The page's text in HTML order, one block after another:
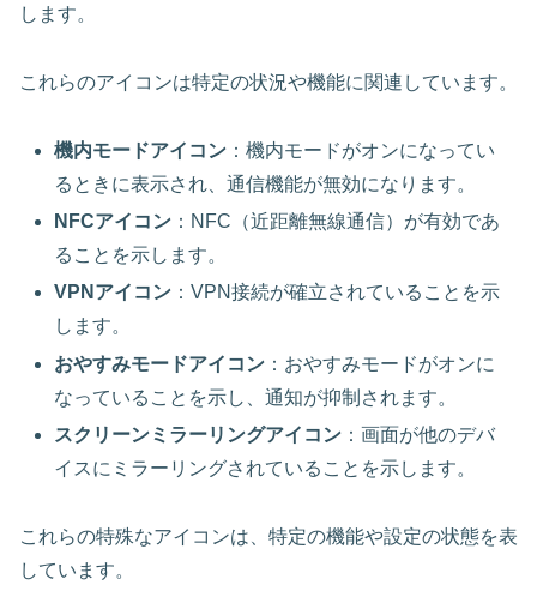
します。
これらのアイコンは特定の状況や機能に関連しています。
機内モードアイコン ：機内モードがオンになってい
るときに表示され、通信機能が無効になります。
NFCアイコン ：NFC（近距離無線通信）が有効であ
ることを示します。
VPNアイコン ：VPN接続が確立されていることを示
します。
おやすみモードアイコン ：おやすみモードがオンに
なっていることを示し、通知が抑制されます。
スクリーンミラーリングアイコン ：画面が他のデバ
イスにミラーリングされていることを示します。
これらの特殊なアイコンは、特定の機能や設定の状態を表
しています。